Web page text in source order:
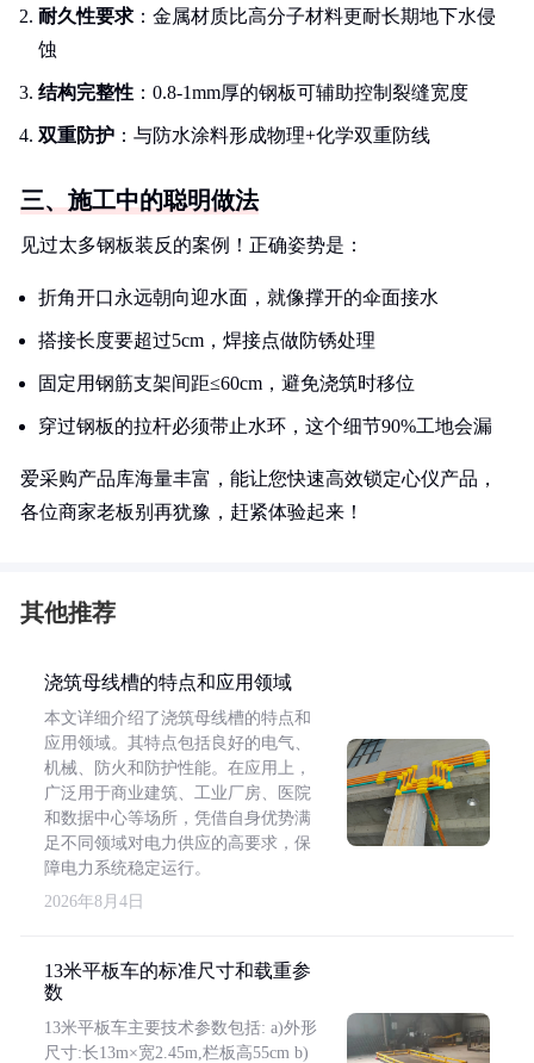
耐久性要求 ：金属材质比高分子材料更耐长期地下水侵
蚀
结构完整性 ：0.8-1mm厚的钢板可辅助控制裂缝宽度
双重防护 ：与防水涂料形成物理+化学双重防线
三、施工中的聪明做法
见过太多钢板装反的案例！正确姿势是：
折角开口永远朝向迎水面，就像撑开的伞面接水
搭接长度要超过5cm，焊接点做防锈处理
固定用钢筋支架间距≤60cm，避免浇筑时移位
穿过钢板的拉杆必须带止水环，这个细节90%工地会漏
爱采购产品库海量丰富，能让您快速高效锁定心仪产品，
各位商家老板别再犹豫，赶紧体验起来！
其他推荐
浇筑母线槽的特点和应用领域
本文详细介绍了浇筑母线槽的特点和
应用领域。其特点包括良好的电气、
机械、防火和防护性能。在应用上，
广泛用于商业建筑、工业厂房、医院
和数据中心等场所，凭借自身优势满
足不同领域对电力供应的高要求，保
障电力系统稳定运行。
2026年8月4日
13米平板车的标准尺寸和载重参
数
13米平板车主要技术参数包括: a)外形
尺寸:长13m×宽2.45m,栏板高55cm b)